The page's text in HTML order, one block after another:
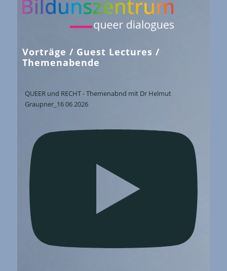
Vorträge / Guest Lectures /
Themenabende
QUEER und RECHT - Themenabnd mit Dr Helmut
Graupner_16 06 2026